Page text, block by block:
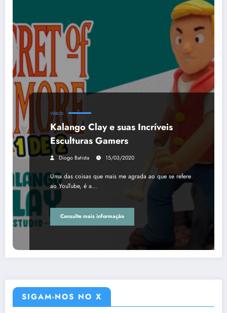
VÍDEOS
Kalango Clay e suas Incríveis
Esculturas Gamers
Diogo Batista 15/03/2020
Uma das coisas que mais me agrada ao que se refere
ao YouTube, é a…
Consulte mais informação
SIGAM-NOS NO X